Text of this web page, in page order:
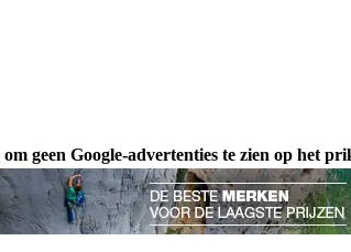
om geen Google-advertenties te zien op het